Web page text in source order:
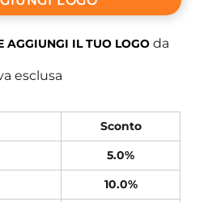
AGGIUNGI IL TUO LOGO da
esclusa
Sconto
5.0%
10.0%